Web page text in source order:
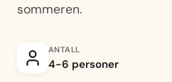
sommeren.
ANTALL
4-6 personer